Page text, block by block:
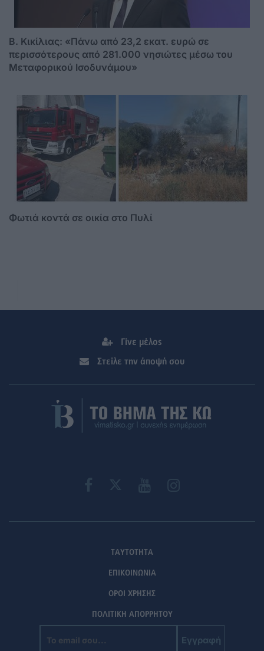
Β. Κικίλιας: «Πάνω από 23,2 εκατ. ευρώ σε
περισσότερους από 281.000 νησιώτες μέσω του
Μεταφορικού Ισοδυνάμου»
Φωτιά κοντά σε οικία στο Πυλί
Γίνε μέλος
Στείλε την άποψή σου
ΤΑΥΤΟΤΗΤΑ
ΕΠΙΚΟΙΝΩΝΙΑ
ΟΡΟΙ ΧΡΗΣΗΣ
ΠΟΛΙΤΙΚΗ ΑΠΟΡΡΗΤΟΥ
Εγγραφή